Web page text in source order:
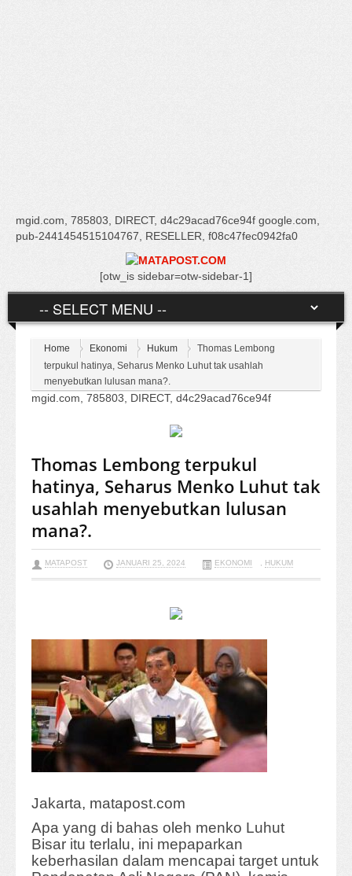
mgid.com, 785803, DIRECT, d4c29acad76ce94f google.com,
pub-2441454515104767, RESELLER, f08c47fec0942fa0
[otw_is sidebar=otw-sidebar-1]
Home Ekonomi Hukum
Thomas Lembong
terpukul hatinya, Seharus Menko Luhut tak usahlah
menyebutkan lulusan mana?.
mgid.com, 785803, DIRECT, d4c29acad76ce94f
Thomas Lembong terpukul
hatinya, Seharus Menko Luhut tak
usahlah menyebutkan lulusan
mana?.
MATAPOST JANUARI 25, 2024 EKONOMI , HUKUM
Jakarta, matapost.com
Apa yang di bahas oleh menko Luhut
Bisar itu terlalu, ini mepaparkan
keberhasilan dalam mencapai target untuk